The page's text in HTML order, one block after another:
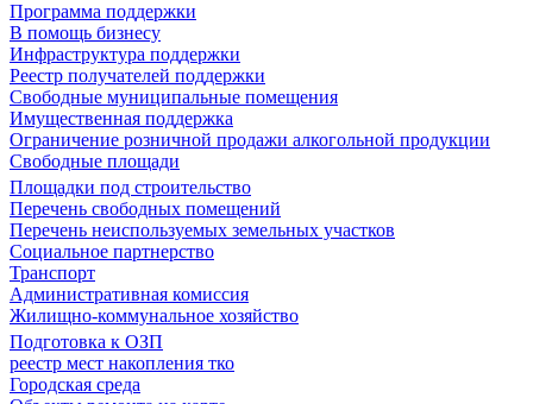
Программа поддержки
В помощь бизнесу
Инфраструктура поддержки
Реестр получателей поддержки
Свободные муниципальные помещения
Имущественная поддержка
Ограничение розничной продажи алкогольной продукции
Свободные площади
Площадки под строительство
Перечень свободных помещений
Перечень неиспользуемых земельных участков
Социальное партнерство
Транспорт
Административная комиссия
Жилищно-коммунальное хозяйство
Подготовка к ОЗП
реестр мест накопления тко
Городская среда